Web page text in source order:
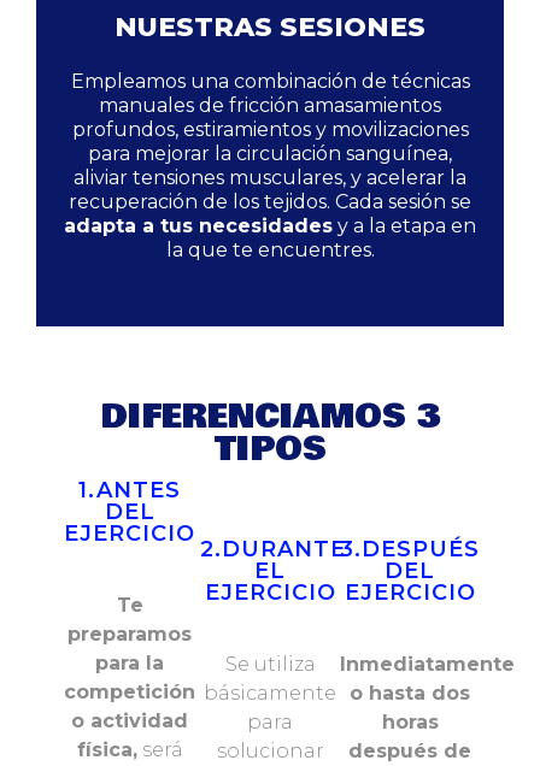
NUESTRAS SESIONES
Empleamos una combinación de técnicas
manuales de fricción amasamientos
profundos, estiramientos y movilizaciones
para mejorar la circulación sanguínea,
aliviar tensiones musculares, y acelerar la
recuperación de los tejidos. Cada sesión se
adapta a tus necesidades y a la etapa en
la que te encuentres.
DIFERENCIAMOS 3
TIPOS
1.ANTES
DEL
EJERCICIO
Te
preparamos
para la
competición
o actividad
física,será
2.DURANTE
EL
EJERCICIO
Se utiliza
básicamente
para
solucionar
3.DESPUÉS
DEL
EJERCICIO
Inmediatamente
o hasta dos
horas
después de